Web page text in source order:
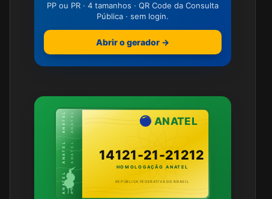
PP ou PR · 4 tamanhos · QR Code da Consulta
Pública · sem login.
Abrir o gerador →
ANATEL · ANATEL · ANATELANATEL · ANATEL · ANATEL ANATEL
14121-21-21212
HOMOLOGAÇÃO ANATEL
REPÚBLICA FEDERATIVA DO BRASIL